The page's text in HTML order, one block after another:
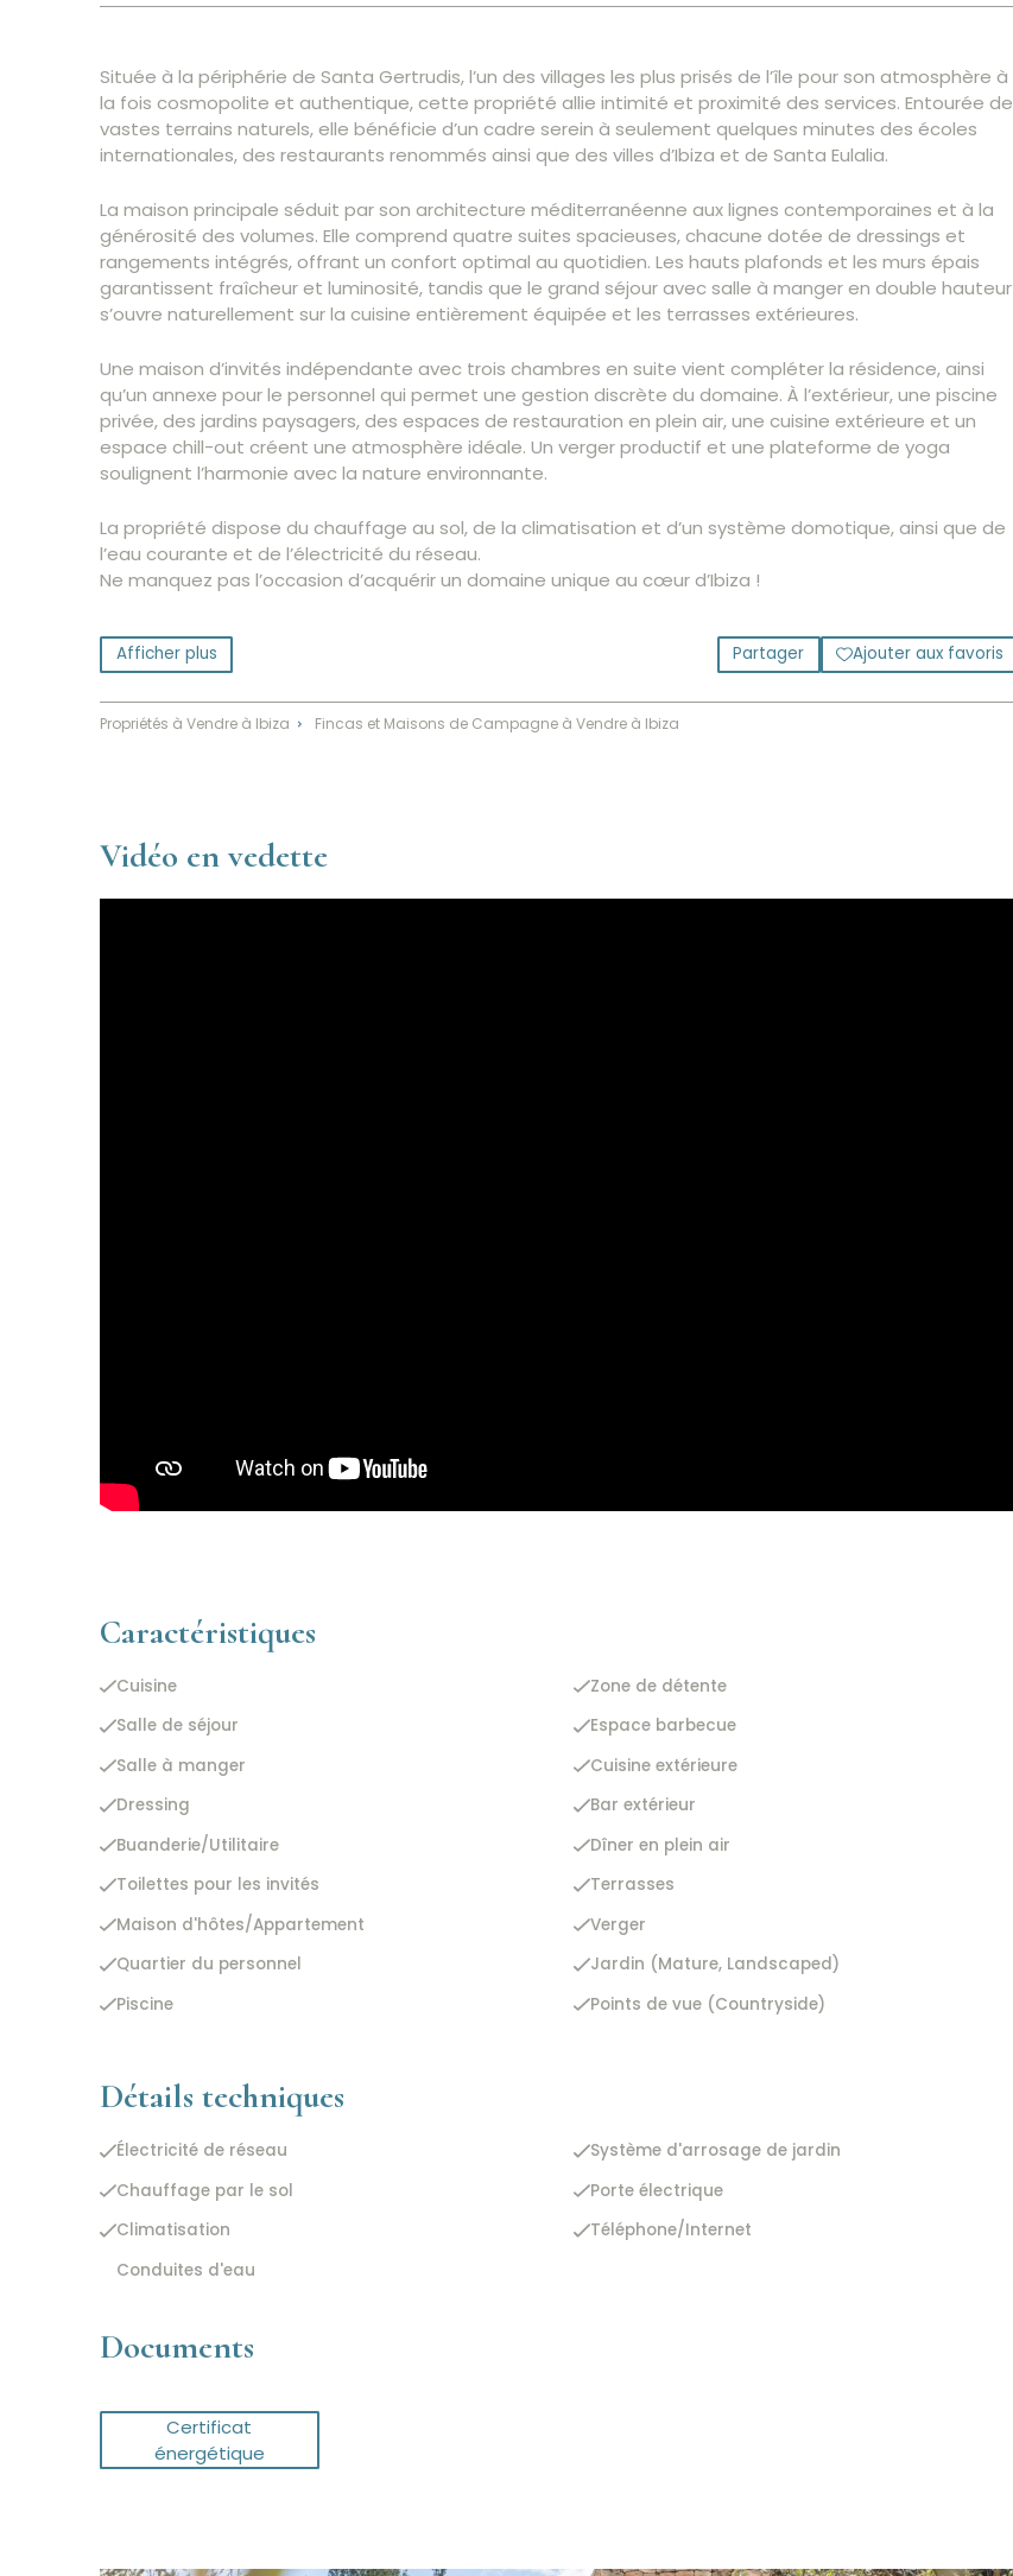
Située à la périphérie de Santa Gertrudis, l’un des villages les plus prisés de l’île pour son atmosphère à
la fois cosmopolite et authentique, cette propriété allie intimité et proximité des services. Entourée de
vastes terrains naturels, elle bénéficie d’un cadre serein à seulement quelques minutes des écoles
internationales, des restaurants renommés ainsi que des villes d’Ibiza et de Santa Eulalia.
La maison principale séduit par son architecture méditerranéenne aux lignes contemporaines et à la
générosité des volumes. Elle comprend quatre suites spacieuses, chacune dotée de dressings et
rangements intégrés, offrant un confort optimal au quotidien. Les hauts plafonds et les murs épais
garantissent fraîcheur et luminosité, tandis que le grand séjour avec salle à manger en double hauteur
s’ouvre naturellement sur la cuisine entièrement équipée et les terrasses extérieures.
Une maison d’invités indépendante avec trois chambres en suite vient compléter la résidence, ainsi
qu’un annexe pour le personnel qui permet une gestion discrète du domaine. À l’extérieur, une piscine
privée, des jardins paysagers, des espaces de restauration en plein air, une cuisine extérieure et un
espace chill-out créent une atmosphère idéale. Un verger productif et une plateforme de yoga
soulignent l’harmonie avec la nature environnante.
La propriété dispose du chauffage au sol, de la climatisation et d’un système domotique, ainsi que de
l’eau courante et de l’électricité du réseau.
Ne manquez pas l’occasion d’acquérir un domaine unique au cœur d’Ibiza !
Afficher plus Partager Ajouter aux favoris
Propriétés à Vendre à Ibiza⌃ Fincas et Maisons de Campagne à Vendre à Ibiza
Vidéo en vedette
Caractéristiques
Cuisine
Salle de séjour
Salle à manger
Dressing
Buanderie/Utilitaire
Toilettes pour les invités
Maison d'hôtes/Appartement
Quartier du personnel
Piscine
Zone de détente
Espace barbecue
Cuisine extérieure
Bar extérieur
Dîner en plein air
Terrasses
Verger
Jardin (Mature, Landscaped)
Points de vue (Countryside)
Détails techniques
Électricité de réseau
Chauffage par le sol
Climatisation
Conduites d'eau
Système d'arrosage de jardin
Porte électrique
Téléphone/Internet
Documents
Certificat
énergétique